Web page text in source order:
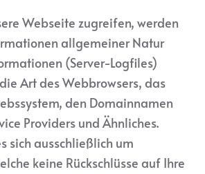
Webseite zugreifen, werden
allgemeiner Natur
(Server-Logfiles)
Art des Webbrowsers, das
den Domainnamen
Providers und Ähnliches.
sich ausschließlich um
keine Rückschlüsse auf Ihre